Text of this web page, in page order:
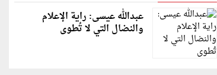
عبدالله عيسى: راية الإعلام
والنضال التي لا تُطوى